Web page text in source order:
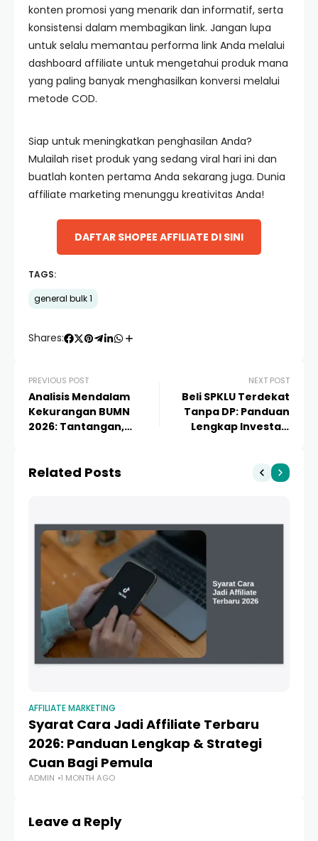
konten promosi yang menarik dan informatif, serta
konsistensi dalam membagikan link. Jangan lupa
untuk selalu memantau performa link Anda melalui
dashboard affiliate untuk mengetahui produk mana
yang paling banyak menghasilkan konversi melalui
metode COD.
Siap untuk meningkatkan penghasilan Anda?
Mulailah riset produk yang sedang viral hari ini dan
buatlah konten pertama Anda sekarang juga. Dunia
affiliate marketing menunggu kreativitas Anda!
DAFTAR SHOPEE AFFILIATE DI SINI
TAGS:
general bulk 1
Shares:
PREVIOUS POST
Analisis Mendalam
Kekurangan BUMN
2026: Tantangan,
NEXT POST
Beli SPKLU Terdekat
Tanpa DP: Panduan
Lengkap Investasi
Related Posts
AFFILIATE MARKETING
Syarat Cara Jadi Affiliate Terbaru
2026: Panduan Lengkap & Strategi
Cuan Bagi Pemula
ADMIN 1 MONTH AGO
Leave a Reply